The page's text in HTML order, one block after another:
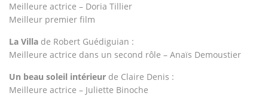
Meilleure actrice – Doria Tillier
Meilleur premier film
La Villa de Robert Guédiguian :
Meilleure actrice dans un second rôle – Anaïs Demoustier
Un beau soleil intérieur de Claire Denis :
Meilleure actrice – Juliette Binoche